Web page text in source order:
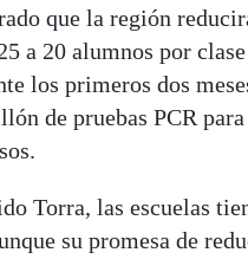
que la región
a 20 alumnos por
los primeros dos
de pruebas PCR
Torra, las escuelas
su promesa de